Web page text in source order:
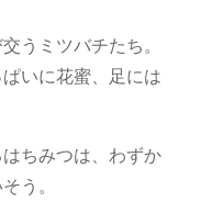
うミツバチたち。
いに花蜜、足には
ちみつは、わずか
う。